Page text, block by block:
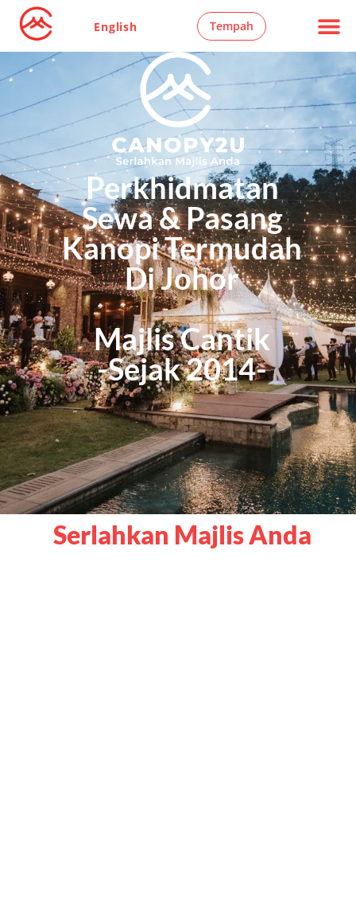
English Tempah
Perkhidmatan
Sewa & Pasang
Kanopi Termudah
Di Johor
Majlis Cantik
-Sejak 2014-
Serlahkan Majlis Anda